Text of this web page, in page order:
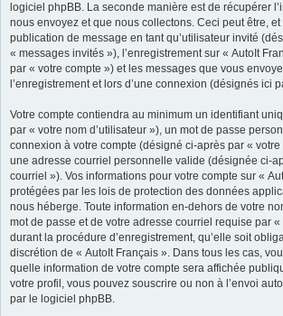
logiciel phpBB. La seconde manière est de récupérer
nous envoyez et que nous collectons. Ceci peut être, et
publication de message en tant qu’utilisateur invité
« messages invités »), l’enregistrement sur « AutoIt
par « votre compte ») et les messages que vous
l’enregistrement et lors d’une connexion (désignés ici
Votre compte contiendra au minimum un identifiant
par « votre nom d’utilisateur »), un mot de passe
connexion à votre compte (désigné ci-après par « votre
une adresse courriel personnelle valide (désignée ci-
courriel »). Vos informations pour votre compte sur «
protégées par les lois de protection des données
nous héberge. Toute information en-dehors de votre
mot de passe et de votre adresse courriel requise par «
durant la procédure d’enregistrement, qu’elle soit
discrétion de « AutoIt Français ». Dans tous les cas,
quelle information de votre compte sera affichée
votre profil, vous pouvez souscrire ou non à l’envoi
par le logiciel phpBB.